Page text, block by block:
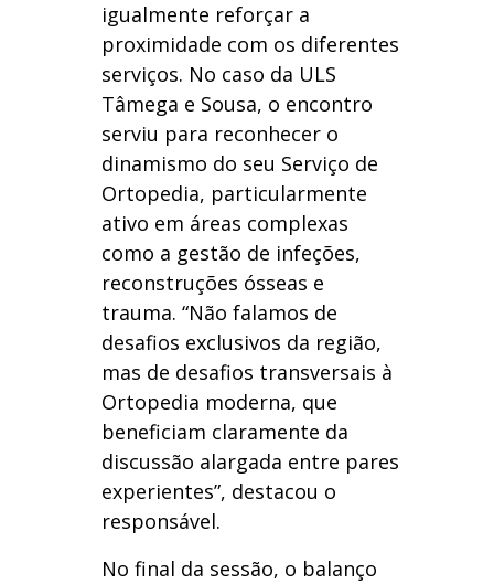
igualmente reforçar a
proximidade com os diferentes
serviços. No caso da ULS
Tâmega e Sousa, o encontro
serviu para reconhecer o
dinamismo do seu Serviço de
Ortopedia, particularmente
ativo em áreas complexas
como a gestão de infeções,
reconstruções ósseas e
trauma. “Não falamos de
desafios exclusivos da região,
mas de desafios transversais à
Ortopedia moderna, que
beneficiam claramente da
discussão alargada entre pares
experientes”, destacou o
responsável.
No final da sessão, o balanço